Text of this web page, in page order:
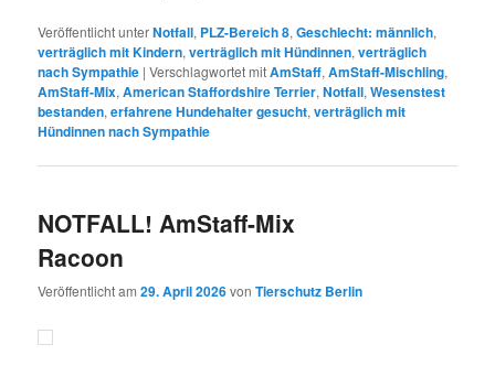
Veröffentlicht unterNotfall, PLZ-Bereich 8,Geschlecht: männlich,
verträglich mit Kindern,verträglich mit Hündinnen,verträglich
nach Sympathie |Verschlagwortet mitAmStaff,AmStaff-Mischling,
AmStaff-Mix,American Staffordshire Terrier,Notfall,Wesenstest
bestanden,erfahrene Hundehalter gesucht,verträglich mit
Hündinnen nach Sympathie
NOTFALL! AmStaff-Mix
Racoon
Veröffentlicht am29. April 2026vonTierschutz Berlin